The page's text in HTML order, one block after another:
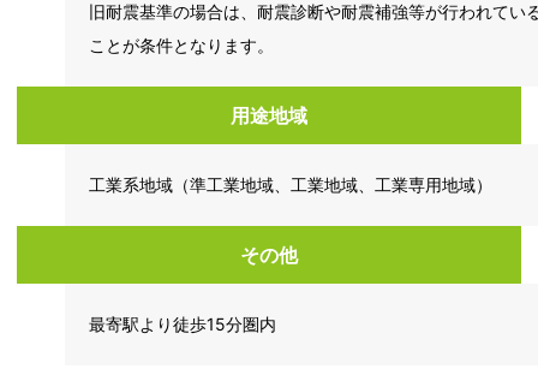
旧耐震基準の場合は、耐震診断や耐震補強等が行われてい
ことが条件となります。
用途地域
工業系地域（準工業地域、工業地域、工業専用地域）
その他
最寄駅より徒歩15分圏内